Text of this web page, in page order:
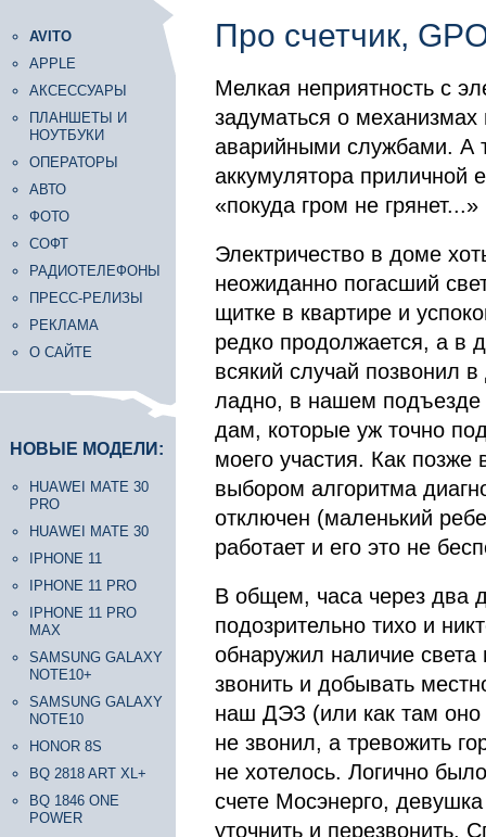
AVITO
APPLE
АКСЕССУАРЫ
ПЛАНШЕТЫ И
НОУТБУКИ
ОПЕРАТОРЫ
АВТО
ФОТО
СОФТ
РАДИОТЕЛЕФОНЫ
ПРЕСС-РЕЛИЗЫ
РЕКЛАМА
О САЙТЕ
НОВЫЕ МОДЕЛИ:
HUAWEI MATE 30
PRO
HUAWEI MATE 30
IPHONE 11
IPHONE 11 PRO
IPHONE 11 PRO
MAX
SAMSUNG GALAXY
NOTE10+
SAMSUNG GALAXY
NOTE10
HONOR 8S
BQ 2818 ART XL+
BQ 1846 ONE
POWER
Про счетчик,
Мелкая неприятность с
задуматься о
аварийными службами. А
аккумулятора приличной
«покуда гром не грянет...»
Электричество в доме
неожиданно погасший
щитке в квартире и
редко продолжается, а в
всякий случай позвонил
ладно, в нашем подъезде
дам, которые уж точно
моего участия. Как
выбором алгоритма
отключен (маленький
работает и его это не
В общем, часа через два
подозрительно тихо и
обнаружил наличие света
звонить и добывать
наш ДЭЗ (или как там оно
не звонил, а тревожить
не хотелось. Логично
счете Мосэнерго,
уточнить и перезвонить.